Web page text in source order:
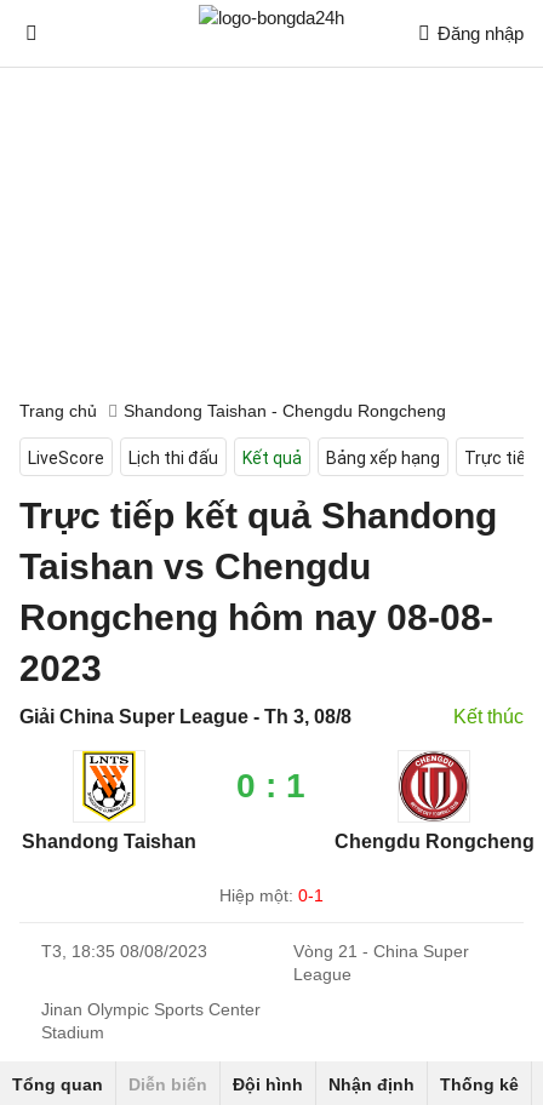
Đăng nhập
Trang chủ Shandong Taishan - Chengdu Rongcheng
LiveScore Lịch thi đấu Kết quả Bảng xếp hạng Trực tiếp
Trực tiếp kết quả Shandong
Taishan vs Chengdu
Rongcheng hôm nay 08-08-
2023
Giải China Super League - Th 3, 08/8 Kết thúc
Shandong Taishan
0 : 1
Chengdu Rongcheng
Hiệp một: 0-1
T3, 18:35 08/08/2023
Vòng 21 - China Super
League
Jinan Olympic Sports Center
Stadium
Tổng quan Diễn biến Đội hình Nhận định Thống kê